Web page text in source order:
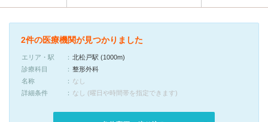
2件の医療機関が見つかりました
エリア・駅
北松戸駅 (1000m)
診療科目
整形外科
名称
なし
詳細条件
なし (曜日や時間帯を指定できます)